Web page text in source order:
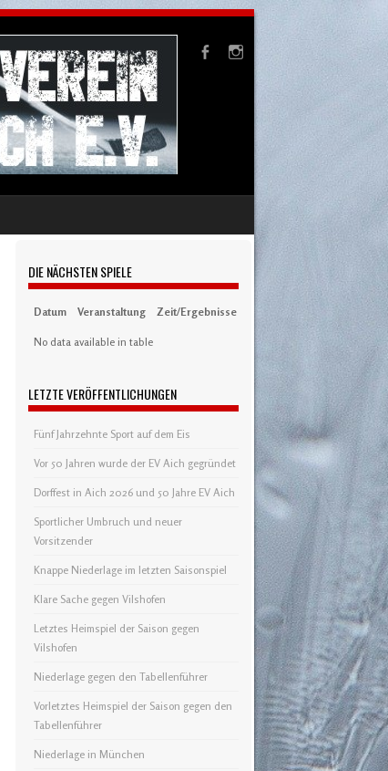
DIE NÄCHSTEN SPIELE
Datum Veranstaltung Zeit/Ergebnisse Austragungsort Artikel
No data available in table
LETZTE VERÖFFENTLICHUNGEN
Fünf Jahrzehnte Sport auf dem Eis
Vor 50 Jahren wurde der EV Aich gegründet
Dorffest in Aich 2026 und 50 Jahre EV Aich
Sportlicher Umbruch und neuer
Vorsitzender
Knappe Niederlage im letzten Saisonspiel
Klare Sache gegen Vilshofen
Letztes Heimspiel der Saison gegen
Vilshofen
Niederlage gegen den Tabellenführer
Vorletztes Heimspiel der Saison gegen den
Tabellenführer
Niederlage in München